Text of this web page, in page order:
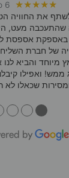
★★★★★
6 months ago
את החוויה
שהתעכבה מעט,
אספסת
של חברת
מיוחד והביא
ואפילו
שכאלו לא
●
●
●